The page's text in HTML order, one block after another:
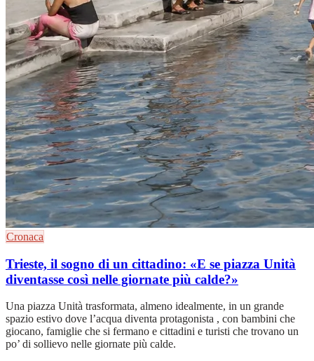
Cronaca
Trieste, il sogno di un cittadino: «E se piazza Unità
diventasse così nelle giornate più calde?»
Una piazza Unità trasformata, almeno idealmente, in un grande
spazio estivo dove l’acqua diventa protagonista , con bambini che
giocano, famiglie che si fermano e cittadini e turisti che trovano un
po’ di sollievo nelle giornate più calde.